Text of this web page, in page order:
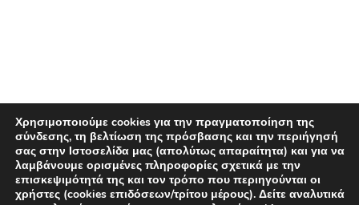
Χρησιμοποιούμε cookies για την πραγματοποίηση της
σύνδεσης, τη βελτίωση της πρόσβασης και την περιήγησή
σας στην Ιστοσελίδα μας (απολύτως απαραίτητα) και για να
λαμβάνουμε ορισμένες πληροφορίες σχετικά με την
επισκεψιμότητά της και τον τρόπο που περιηγούνται οι
χρήστες (cookies επιδόσεων/τρίτου μέρους). Δείτε αναλυτικά